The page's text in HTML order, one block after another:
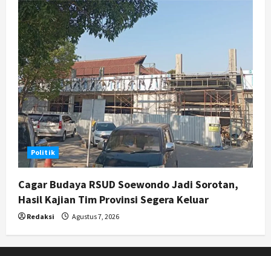
Politik
Cagar Budaya RSUD Soewondo Jadi Sorotan,
Hasil Kajian Tim Provinsi Segera Keluar
Redaksi Agustus 7, 2026